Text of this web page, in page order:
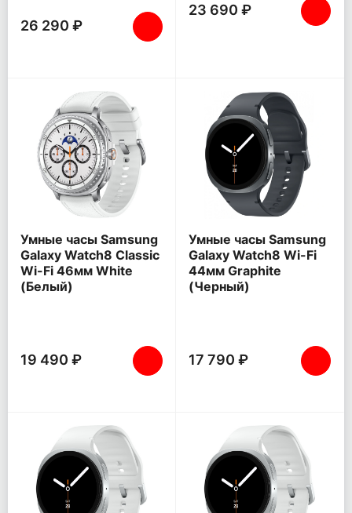
26 290 ₽
23 690 ₽
Умные часы Samsung
Galaxy Watch8 Classic
Wi-Fi 46мм White
(Белый)
19 490 ₽
Умные часы Samsung
Galaxy Watch8 Wi-Fi
44мм Graphite
(Черный)
17 790 ₽